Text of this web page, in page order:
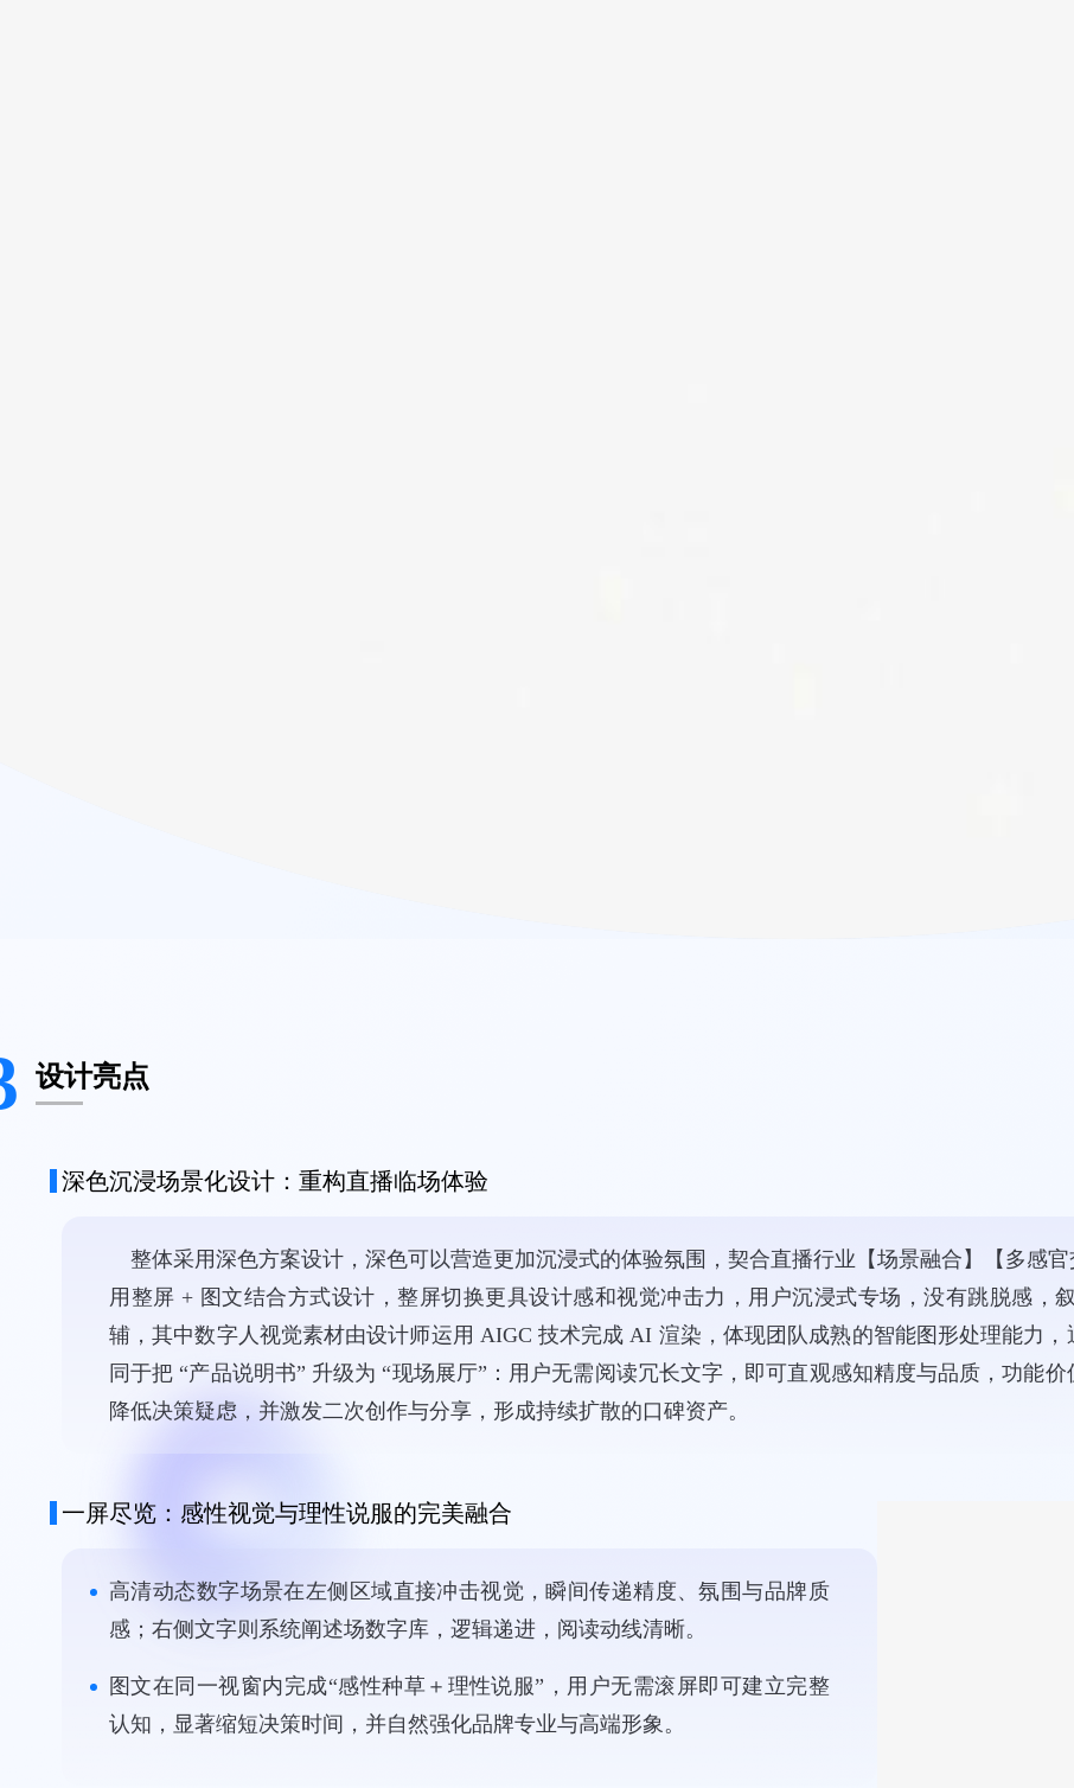
设计亮点
深色沉浸场景化设计：重构直播临场体验
整体采用深色方案设计，深色可以营造更加沉浸式的体验氛围，契合直播行业【场景融合】【多感
用整屏 + 图文结合方式设计，整屏切换更具设计感和视觉冲击力，用户沉浸式专场，没有跳脱感，
辅，其中数字人视觉素材由设计师运用 AIGC 技术完成 AI 渲染，体现团队成熟的智能图形处理能力
同于把 “产品说明书” 升级为 “现场展厅”：用户无需阅读冗长文字，即可直观感知精度与品质，功能
降低决策疑虑，并激发二次创作与分享，形成持续扩散的口碑资产。
一屏尽览：感性视觉与理性说服的完美融合
高清动态数字场景在左侧区域直接冲击视觉，瞬间传递精度、氛围与品牌质
感；右侧文字则系统阐述场数字库，逻辑递进，阅读动线清晰。
图文在同一视窗内完成“感性种草＋理性说服”，用户无需滚屏即可建立完整
认知，显著缩短决策时间，并自然强化品牌专业与高端形象。